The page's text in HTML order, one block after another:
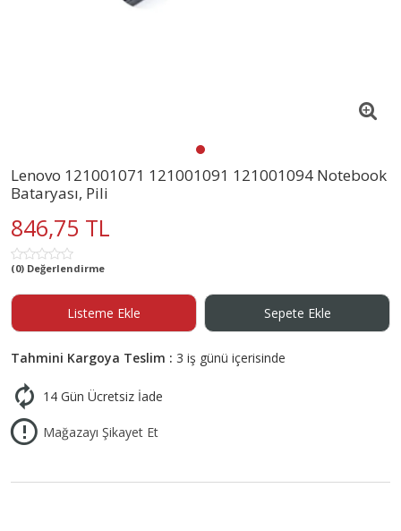
Lenovo 121001071 121001091 121001094 Notebook
Bataryası, Pili
846,75 TL
(0) Değerlendirme
Listeme Ekle Sepete Ekle
Tahmini Kargoya Teslim : 3 iş günü içerisinde
14 Gün Ücretsiz İade
Mağazayı Şikayet Et